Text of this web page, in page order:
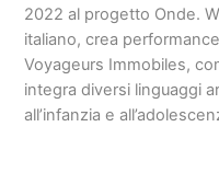
2022 al progetto Onde.
italiano, crea
Voyageurs Immobiles,
integra diversi linguaggi
all’infanzia e